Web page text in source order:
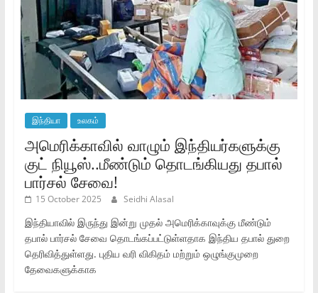
இந்தியா உலகம்
அமெரிக்காவில் வாழும் இந்தியர்களுக்கு
குட் நியூஸ்..மீண்டும் தொடங்கியது தபால்
பார்சல் சேவை!
15 October 2025 Seidhi Alasal
இந்தியாவில் இருந்து இன்று முதல் அமெரிக்காவுக்கு மீண்டும்
தபால் பார்சல் சேவை தொடங்கப்பட்டுள்ளதாக இந்திய தபால் துறை
தெரிவித்துள்ளது. புதிய வரி விகிதம் மற்றும் ஒழுங்குமுறை
தேவைகளுக்காக